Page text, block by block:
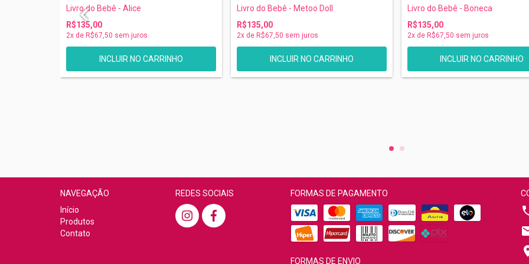
Livro do Bebê - Alice
R$135,00
2x de R$67,50 sem juros
Livro do Bebê - Metoo Doll
R$135,00
2x de R$67,50 sem juros
Livro do Bebê - Boneca
R$135,00
2x de R$67,50 sem juros
NAVEGAÇÃO
Início
Produtos
Contato
REDES SOCIAIS FORMAS DE PAGAMENTO
FORMAS DE ENVIO